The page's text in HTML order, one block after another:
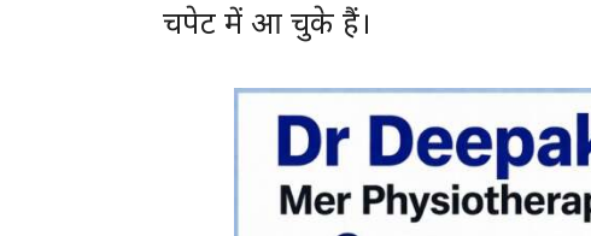
चपेट में आ चुके हैं।